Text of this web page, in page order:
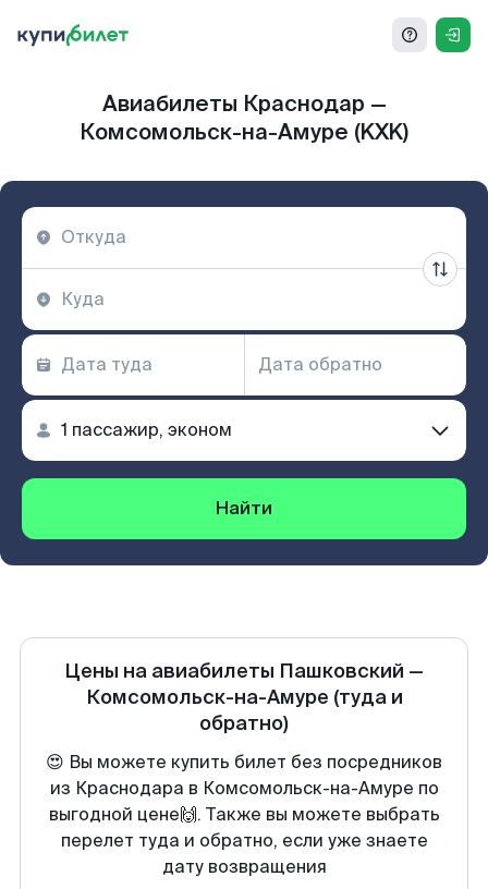
Авиабилеты Краснодар —
Комсомольск-на-Амуре (KXK)
Найти
Цены на авиабилеты Пашковский —
Комсомольск-на-Амуре (туда и
обратно)
😍 Вы можете купить билет без посредников
из Краснодара в Комсомольск-на-Амуре по
выгодной цене🙌. Также вы можете выбрать
перелет туда и обратно, если уже знаете
дату возвращения